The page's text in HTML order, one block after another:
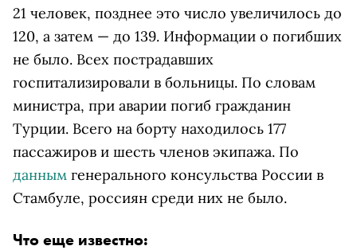
21 человек, позднее это число увеличилось до
120, а затем — до 139. Информации о погибших
не было. Всех пострадавших
госпитализировали в больницы. По словам
министра, при аварии погиб гражданин
Турции. Всего на борту находилось 177
пассажиров и шесть членов экипажа. По
данным генерального консульства России в
Стамбуле, россиян среди них не было.
Что еще известно: